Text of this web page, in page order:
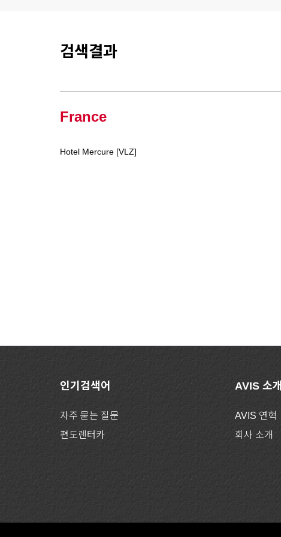
검색결과
France
Hotel Mercure [VLZ]
인기검색어
자주 묻는 질문
편도렌터카
AVIS 소개
AVIS 연혁
회사 소개